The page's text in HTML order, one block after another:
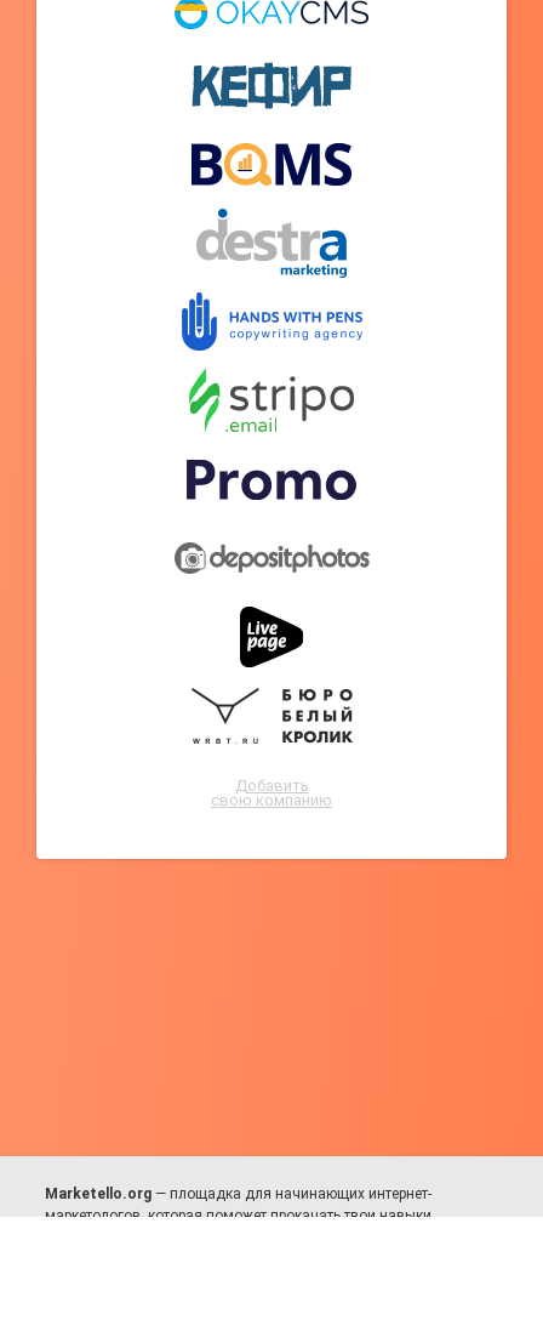
Добавить
свою компанию
Marketello.org — площадка для начинающих интернет-
маркетологов, которая поможет прокачать твои навыки.